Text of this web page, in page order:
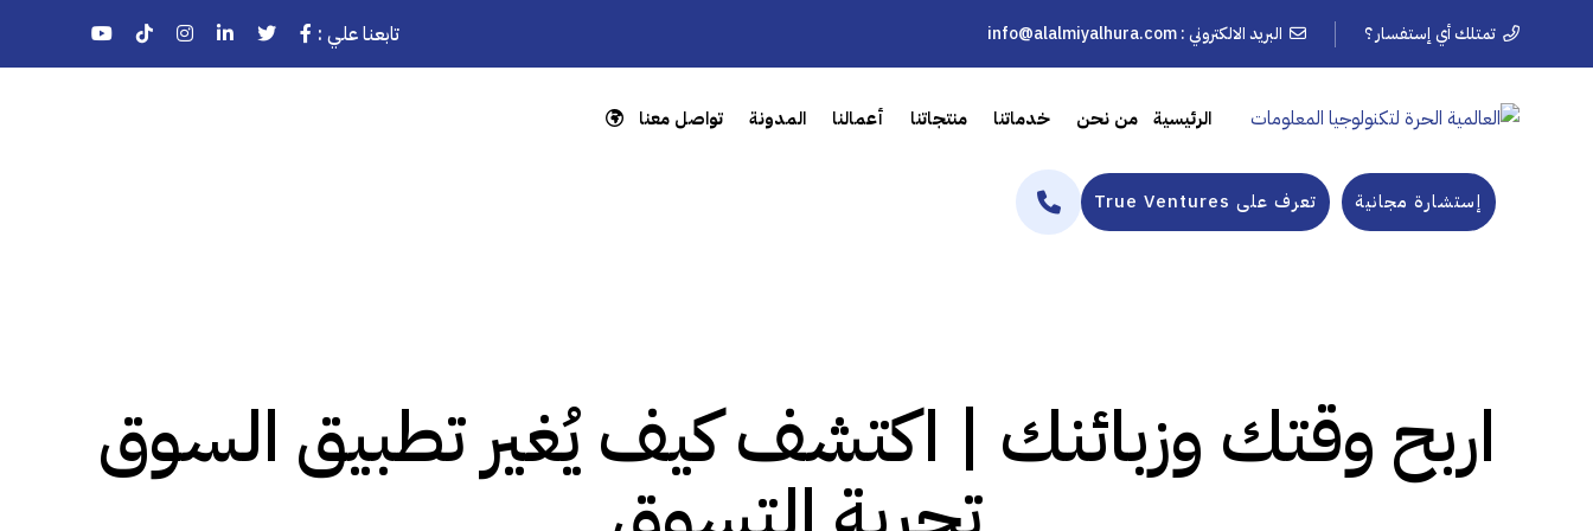
تمتلك أي إستفسار ؟ البريد الالكتروني :info@alalmiyalhura.com تابعنا علي :
الرئيسية من نحن خدماتنا منتجاتنا أعمالنا المدونة تواصل معنا
إستشارة مجانية تعرف على True Ventures
اربح وقتك وزبائنك | اكتشف كيف يُغير تطبيق السوق